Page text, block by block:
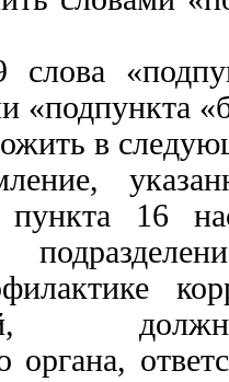
слова
«подпункта
в
16
органа,